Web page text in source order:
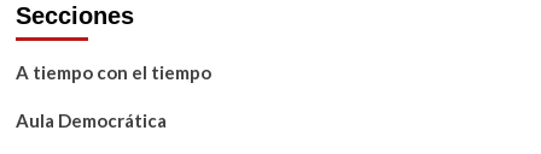
Secciones
A tiempo con el tiempo
Aula Democrática